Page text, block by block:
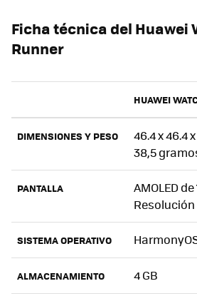
Ficha técnica del Huawei
Runner
HUAWEI
DIMENSIONES Y PESO
46.4 x 46.4 x
38,5
PANTALLA
AMOLED
Resolución
SISTEMA OPERATIVO
ALMACENAMIENTO 4 GB